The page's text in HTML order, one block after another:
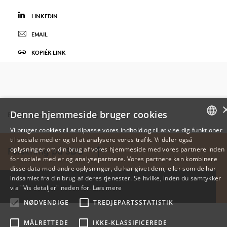
projekter beriges yderligere gennem skræddersyede
Europa. Hver stipendiat nyder godt af tæt
Gennem GAIA styrker SDU sin rolle som katalysator
for løsningsorienteret, international klimaforskning.
Læs mere påwww.thegaiaproject.eu.
LINKEDIN
EMAIL
KOPIÉR LINK
Redaktionen afsluttet: 03.09.2025
Forskning på SDU
ENGLISH
Denne hjemmeside bruger cookies
Vi bruger cookies til at tilpasse vores indhold og til at vise dig funktioner
til sociale medier og til at analysere vores trafik. Vi deler også
oplysninger om din brug af vores hjemmeside med vores partnere inden
for sociale medier og analysepartnere. Vores partnere kan kombinere
disse data med andre oplysninger, du har givet dem, eller som de har
indsamlet fra din brug af deres tjenester. Se hvilke, inden du samtykker
via "Vis detaljer" neden for. Læs mere
NØDVENDIGE
TREDJEPARTSSTATISTIK
MÅLRETTEDE IKKE-KLASSIFICEREDE